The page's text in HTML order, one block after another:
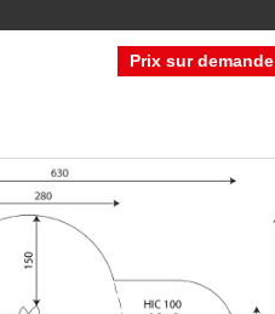
Prix sur demande